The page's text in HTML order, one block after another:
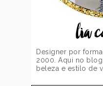
lia
Designer por
2000. Aqui no
beleza e estilo de